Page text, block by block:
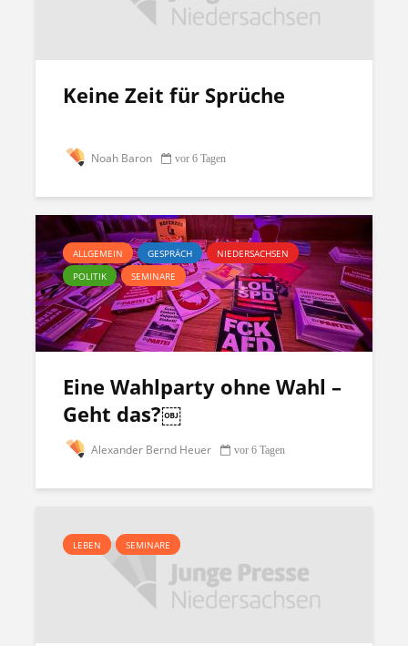
Keine Zeit für Sprüche
Noah Baron vor 6 Tagen
ALLGEMEIN GESPRÄCH
NIEDERSACHSEN
POLITIK
SEMINARE
Eine Wahlparty ohne Wahl –
Geht das?￼
Alexander Bernd Heuer vor 6 Tagen
LEBEN SEMINARE